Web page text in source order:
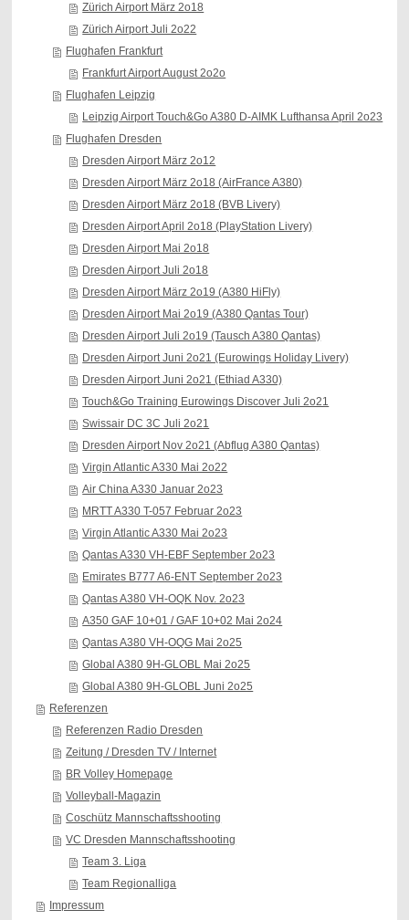
Zürich Airport März 2o18
Zürich Airport Juli 2o22
Flughafen Frankfurt
Frankfurt Airport August 2o2o
Flughafen Leipzig
Leipzig Airport Touch&Go A380 D-AIMK Lufthansa April 2o23
Flughafen Dresden
Dresden Airport März 2o12
Dresden Airport März 2o18 (AirFrance A380)
Dresden Airport März 2o18 (BVB Livery)
Dresden Airport April 2o18 (PlayStation Livery)
Dresden Airport Mai 2o18
Dresden Airport Juli 2o18
Dresden Airport März 2o19 (A380 HiFly)
Dresden Airport Mai 2o19 (A380 Qantas Tour)
Dresden Airport Juli 2o19 (Tausch A380 Qantas)
Dresden Airport Juni 2o21 (Eurowings Holiday Livery)
Dresden Airport Juni 2o21 (Ethiad A330)
Touch&Go Training Eurowings Discover Juli 2o21
Swissair DC 3C Juli 2o21
Dresden Airport Nov 2o21 (Abflug A380 Qantas)
Virgin Atlantic A330 Mai 2o22
Air China A330 Januar 2o23
MRTT A330 T-057 Februar 2o23
Virgin Atlantic A330 Mai 2o23
Qantas A330 VH-EBF September 2o23
Emirates B777 A6-ENT September 2o23
Qantas A380 VH-OQK Nov. 2o23
A350 GAF 10+01 / GAF 10+02 Mai 2o24
Qantas A380 VH-OQG Mai 2o25
Global A380 9H-GLOBL Mai 2o25
Global A380 9H-GLOBL Juni 2o25
Referenzen
Referenzen Radio Dresden
Zeitung / Dresden TV / Internet
BR Volley Homepage
Volleyball-Magazin
Coschütz Mannschaftsshooting
VC Dresden Mannschaftsshooting
Team 3. Liga
Team Regionalliga
Impressum